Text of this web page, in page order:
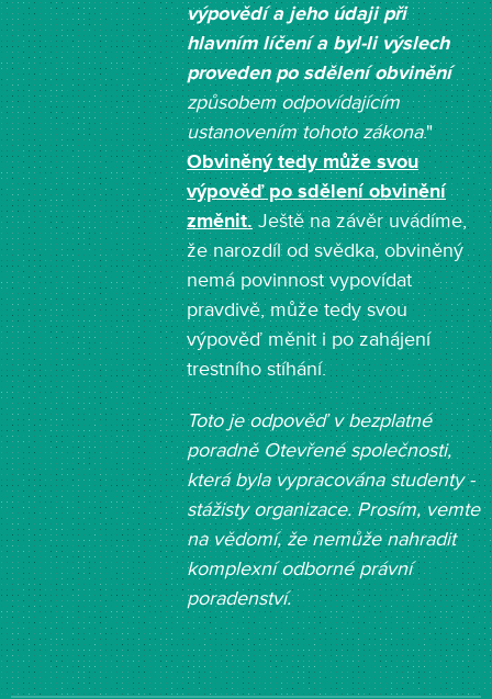
výpovědí a jeho údaji při
hlavním líčení a byl-li výslech
proveden po sdělení obvinění
způsobem odpovídajícím
ustanovením tohoto zákona."
Obviněný tedy může svou
výpověď po sdělení obvinění
změnit.Ještě na závěr uvádíme,
že narozdíl od svědka, obviněný
nemá povinnost vypovídat
pravdivě, může tedy svou
výpověď měnit i po zahájení
trestního stíhání.
Toto je odpověď v bezplatné
poradně Otevřené společnosti,
která byla vypracována studenty -
stážisty organizace. Prosím, vemte
na vědomí, že nemůže nahradit
komplexní odborné právní
poradenství.